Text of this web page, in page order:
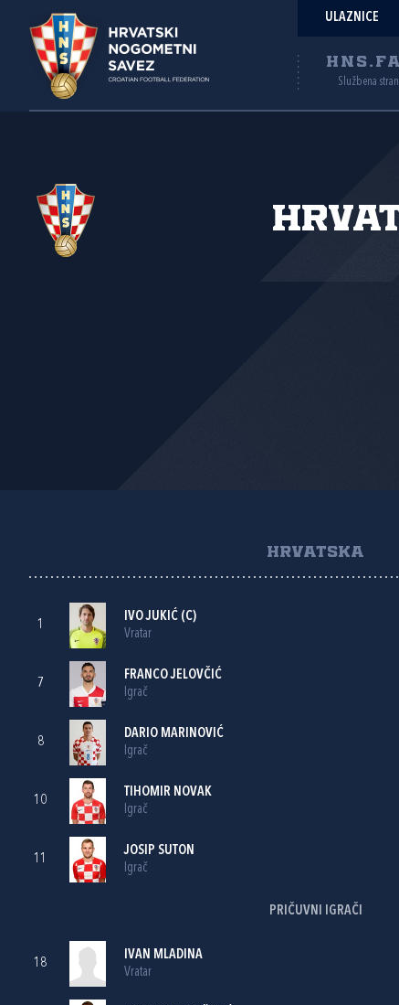
ULAZNICE
Službena
HRVATSKA
1
IVO JUKIĆ (C)
Vratar
7
FRANCO JELOVČIĆ
Igrač
8
DARIO MARINOVIĆ
Igrač
10
TIHOMIR NOVAK
Igrač
11
JOSIP SUTON
Igrač
PRIČUVNI IGRAČI
18
IVAN MLADINA
Vratar